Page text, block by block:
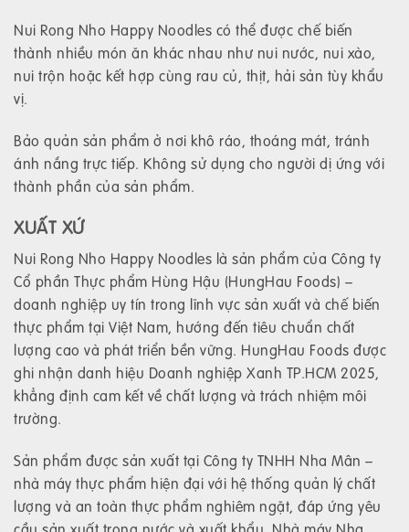
Nui Rong Nho Happy Noodles có thể được chế biến
thành nhiều món ăn khác nhau như nui nước, nui xào,
nui trộn hoặc kết hợp cùng rau củ, thịt, hải sản tùy khẩu
vị.
Bảo quản sản phẩm ở nơi khô ráo, thoáng mát, tránh
ánh nắng trực tiếp. Không sử dụng cho người dị ứng với
thành phần của sản phẩm.
XUẤT XỨ
Nui Rong Nho Happy Noodles là sản phẩm của Công ty
Cổ phần Thực phẩm Hùng Hậu (HungHau Foods) –
doanh nghiệp uy tín trong lĩnh vực sản xuất và chế biến
thực phẩm tại Việt Nam, hướng đến tiêu chuẩn chất
lượng cao và phát triển bền vững. HungHau Foods được
ghi nhận danh hiệu Doanh nghiệp Xanh TP.HCM 2025,
khẳng định cam kết về chất lượng và trách nhiệm môi
trường.
Sản phẩm được sản xuất tại Công ty TNHH Nha Mân –
nhà máy thực phẩm hiện đại với hệ thống quản lý chất
lượng và an toàn thực phẩm nghiêm ngặt, đáp ứng yêu